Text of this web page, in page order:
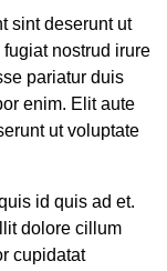
sint deserunt ut
nostrud irure
pariatur duis
enim. Elit aute
ut voluptate
id quis ad et.
dolore cillum
cupidatat